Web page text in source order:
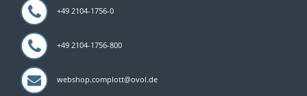
+49 2104-1756-0
+49 2104-1756-800
webshop.complott@ovol.de